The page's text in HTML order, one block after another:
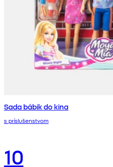
Sada bábik do kina
s príslušenstvom
10